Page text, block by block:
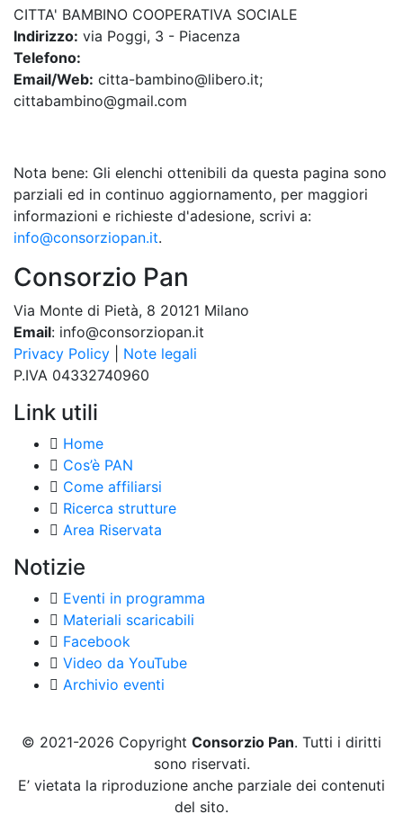
CITTA' BAMBINO COOPERATIVA SOCIALE
Indirizzo: via Poggi, 3 - Piacenza
Telefono:
Email/Web: citta-bambino@libero.it;
cittabambino@gmail.com
Nota bene: Gli elenchi ottenibili da questa pagina sono
parziali ed in continuo aggiornamento, per maggiori
informazioni e richieste d'adesione, scrivi a:
info@consorziopan.it.
Consorzio Pan
Via Monte di Pietà, 8 20121 Milano
Email: info@consorziopan.it
Privacy Policy
Note legali
P.IVA 04332740960
Link utili
Home
Cos’è PAN
Come affiliarsi
Ricerca strutture
Area Riservata
Notizie
Eventi in programma
Materiali scaricabili
Facebook
Video da YouTube
Archivio eventi
© 2021-2026 Copyright Consorzio Pan. Tutti i diritti
sono riservati.
E’ vietata la riproduzione anche parziale dei contenuti
del sito.